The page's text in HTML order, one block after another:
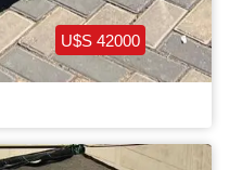
U$S 42000
4M Look AMG